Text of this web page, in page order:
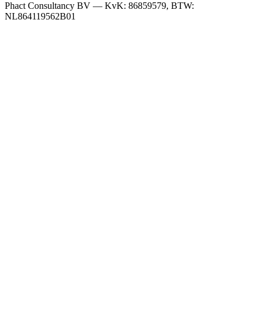
Phact Consultancy BV — KvK: 86859579, BTW:
NL864119562B01